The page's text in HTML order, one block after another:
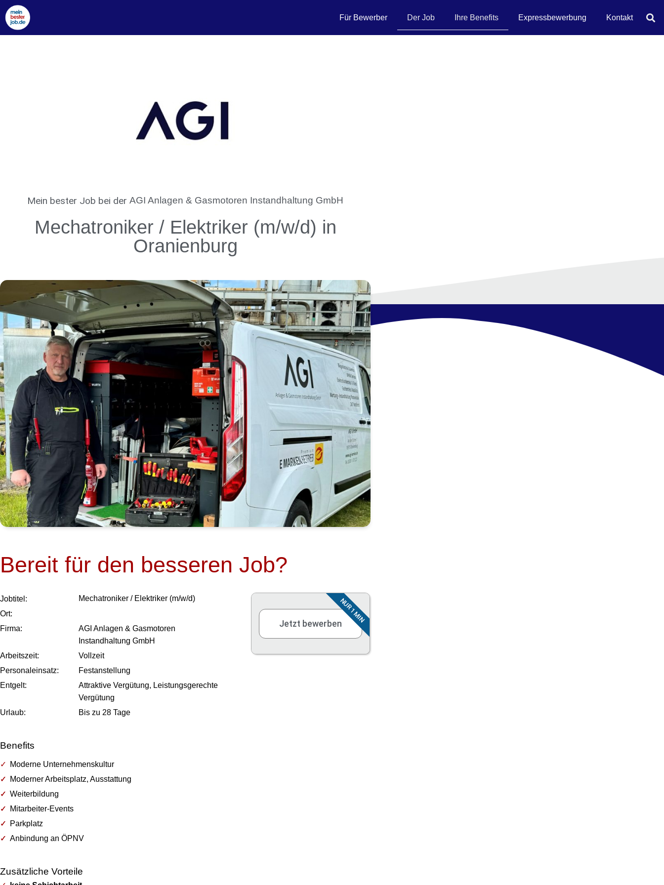
Für Bewerber Der Job Ihre Benefits Expressbewerbung Kontakt
Mein bester Job bei der AGI Anlagen & Gasmotoren Instandhaltung GmbH
Mechatroniker / Elektriker (m/w/d) in
Oranienburg
Bereit für den besseren Job?
Job­titel:
Mechatroniker / Elektriker (m/w/d)
Ort:
Firma:
AGI Anlagen & Gasmotoren
Instandhaltung GmbH
Arbeits­zeit:
Vollzeit
Personal­einsatz:
Festanstellung
Entgelt:
Attraktive Vergütung, Leistungsgerechte
Vergütung
Urlaub:
Bis zu 28 Tage
Benefits
Moderne Unternehmenskultur
Moderner Arbeitsplatz, Ausstattung
Weiterbildung
Mitarbeiter-Events
Parkplatz
Anbindung an ÖPNV
Zusätzliche Vorteile
Jetzt bewerbenNUR 1 MIN